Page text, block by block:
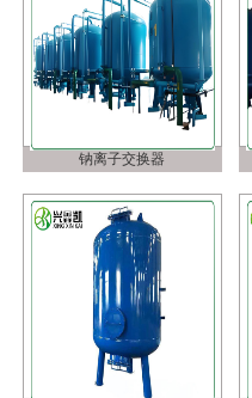
钠离子交换器